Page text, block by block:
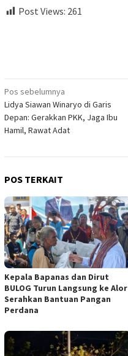
Post Views: 261
Navigasi
pos
Pos sebelumnya
Lidya Siawan Winaryo di Garis
Depan: Gerakkan PKK, Jaga Ibu
Hamil, Rawat Adat
POS TERKAIT
Kepala Bapanas dan Dirut
BULOG Turun Langsung ke Alor
Serahkan Bantuan Pangan
Perdana